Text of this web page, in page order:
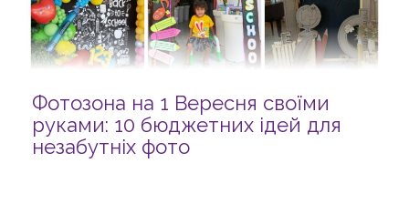
Фотозона на 1 Вересня своїми
руками: 10 бюджетних ідей для
незабутніх фото